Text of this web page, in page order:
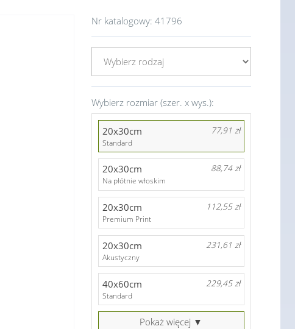
Nr katalogowy: 41796
Wybierz rozmiar (szer. x wys.):
20x30cm 77,91 zł
Standard
20x30cm 88,74 zł
Na płótnie włoskim
20x30cm 112,55 zł
Premium Print
20x30cm 231,61 zł
Akustyczny
40x60cm 229,45 zł
Standard
Pokaż więcej ▼